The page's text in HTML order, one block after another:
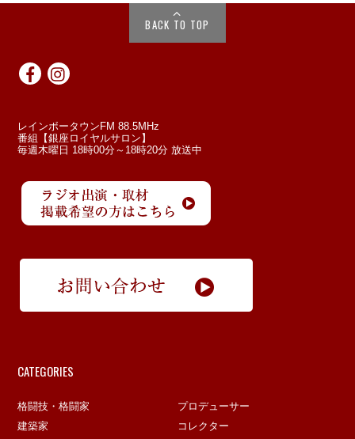
BACK TO TOP
レインボータウンFM 88.5MHz
番組【銀座ロイヤルサロン】
毎週木曜日 18時00分～18時20分 放送中
CATEGORIES
格闘技・格闘家
プロデューサー
建築家
コレクター